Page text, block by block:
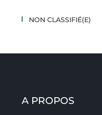
NON CLASSIFIÉ(E)
A PROPOS